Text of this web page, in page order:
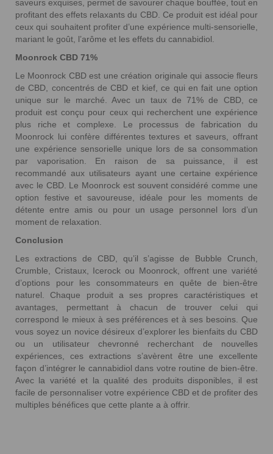
saveurs exquises, permet de savourer chaque bouffée, tout en
profitant des effets relaxants du CBD. Ce produit est idéal pour
ceux qui souhaitent profiter d’une expérience multi-sensorielle,
mariant le goût, l’arôme et les effets du cannabidiol.
Moonrock CBD 71%
Le Moonrock CBD est une création originale qui associe fleurs
de CBD, concentrés de CBD et kief, ce qui en fait une option
unique sur le marché. Avec un taux de 71% de CBD, ce
produit est conçu pour ceux qui recherchent une expérience
plus riche et complexe. Le processus de fabrication du
Moonrock lui confère différentes textures et saveurs, offrant
une expérience sensorielle unique lors de sa consommation
par vaporisation. En raison de sa puissance, il est
recommandé aux utilisateurs ayant une certaine expérience
avec le CBD. Le Moonrock est souvent considéré comme une
option festive et savoureuse, idéale pour les moments de
détente entre amis ou pour un usage personnel lors d’un
moment de relaxation.
Conclusion
Les extractions de CBD, qu’il s’agisse de Bubble Crunch,
Crumble, Cristaux, Icerock ou Moonrock, offrent une variété
d’options pour les consommateurs en quête de bien-être
naturel. Chaque produit a ses propres caractéristiques et
avantages, permettant à chacun de trouver celui qui
correspond le mieux à ses préférences et à ses besoins. Que
vous soyez un novice désireux d’explorer les bienfaits du CBD
ou un utilisateur chevronné recherchant de nouvelles
expériences, ces extractions s’avèrent être une excellente
façon d’intégrer le cannabidiol dans votre routine de bien-être.
Avec la variété et la qualité des produits disponibles, il est
facile de personnaliser votre expérience CBD et de profiter des
multiples bénéfices que cette plante a à offrir.